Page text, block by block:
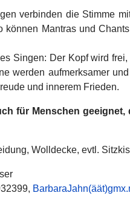
verbinden die Stimme
können Mantras und
Singen: Der Kopf wird
werden aufmerksamer
und innerem Frieden.
für Menschen
Wolldecke, evtl.